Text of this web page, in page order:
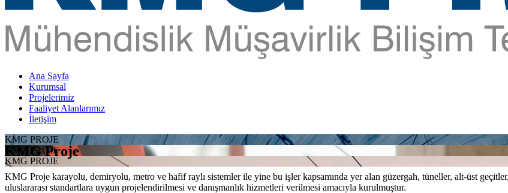
Ana Sayfa
Kurumsal
Projelerimiz
Faaliyet Alanlarımız
İletişim
KMG PROJE
KMG PROJE
KMG PROJE
KMG Proje
KMG Proje karayolu, demiryolu, metro ve hafif raylı sistemler ile yine bu işler kapsamında yer alan güzergah, tüneller, alt-üst
uluslararası standartlara uygun projelendirilmesi ve danışmanlık hizmetleri verilmesi amacıyla kurulmuştur.